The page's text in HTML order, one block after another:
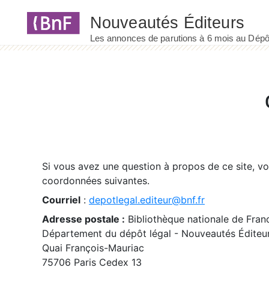
Si vous avez une question à propos de ce site,
coordonnées suivantes.
Courriel : depotlegal.editeur@bnf.fr
Adresse postale : Bibliothèque nationale de
Département du dépôt légal - Nouveautés
Quai François-Mauriac
75706 Paris Cedex 13